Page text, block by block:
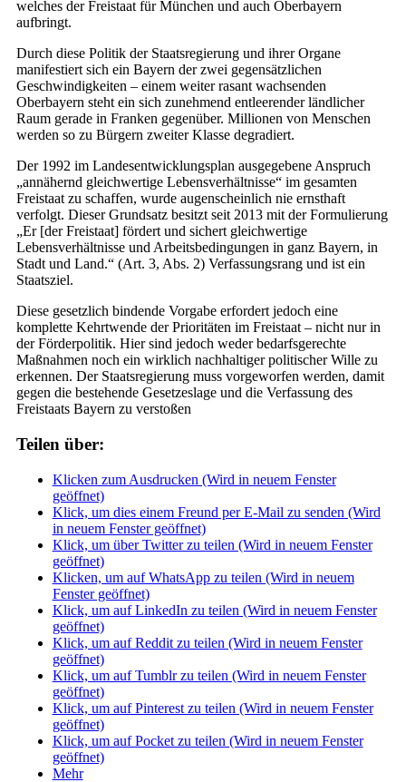
welches der Freistaat für München und auch Oberbayern
aufbringt.
Durch diese Politik der Staatsregierung und ihrer Organe
manifestiert sich ein Bayern der zwei gegensätzlichen
Geschwindigkeiten – einem weiter rasant wachsenden
Oberbayern steht ein sich zunehmend entleerender ländlicher
Raum gerade in Franken gegenüber. Millionen von Menschen
werden so zu Bürgern zweiter Klasse degradiert.
Der 1992 im Landesentwicklungsplan ausgegebene Anspruch
„annähernd gleichwertige Lebensverhältnisse“ im gesamten
Freistaat zu schaffen, wurde augenscheinlich nie ernsthaft
verfolgt. Dieser Grundsatz besitzt seit 2013 mit der Formulierung
„Er [der Freistaat] fördert und sichert gleichwertige
Lebensverhältnisse und Arbeitsbedingungen in ganz Bayern, in
Stadt und Land.“ (Art. 3, Abs. 2) Verfassungsrang und ist ein
Staatsziel.
Diese gesetzlich bindende Vorgabe erfordert jedoch eine
komplette Kehrtwende der Prioritäten im Freistaat – nicht nur in
der Förderpolitik. Hier sind jedoch weder bedarfsgerechte
Maßnahmen noch ein wirklich nachhaltiger politischer Wille zu
erkennen. Der Staatsregierung muss vorgeworfen werden, damit
gegen die bestehende Gesetzeslage und die Verfassung des
Freistaats Bayern zu verstoßen
Teilen über:
Klicken zum Ausdrucken (Wird in neuem Fenster
geöffnet)
Klick, um dies einem Freund per E-Mail zu senden (Wird
in neuem Fenster geöffnet)
Klick, um über Twitter zu teilen (Wird in neuem Fenster
geöffnet)
Klicken, um auf WhatsApp zu teilen (Wird in neuem
Fenster geöffnet)
Klick, um auf LinkedIn zu teilen (Wird in neuem Fenster
geöffnet)
Klick, um auf Reddit zu teilen (Wird in neuem Fenster
geöffnet)
Klick, um auf Tumblr zu teilen (Wird in neuem Fenster
geöffnet)
Klick, um auf Pinterest zu teilen (Wird in neuem Fenster
geöffnet)
Klick, um auf Pocket zu teilen (Wird in neuem Fenster
geöffnet)
Mehr